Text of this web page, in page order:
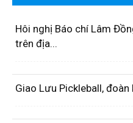
Hôi nghị Báo chí Lâm
trên địa...
Giao Lưu Pickleball,